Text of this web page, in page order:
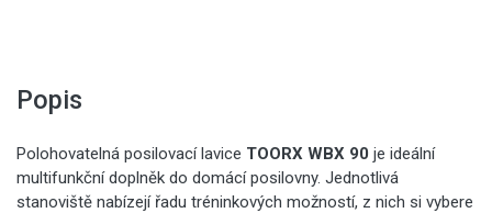
Popis
Polohovatelná posilovací lavice TOORX WBX 90 je ideální
multifunkční doplněk do domácí posilovny. Jednotlivá
stanoviště nabízejí řadu tréninkových možností, z nich si vybere